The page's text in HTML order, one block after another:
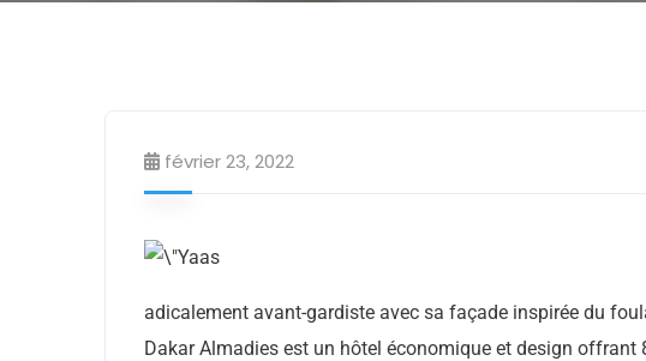
février 23, 2022
adicalement avant-gardiste avec sa façade inspirée du
Dakar Almadies est un hôtel économique et design